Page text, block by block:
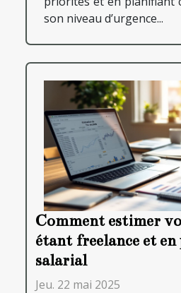
son niveau d’urgence...
Comment estimer
étant freelance et
salarial
Jeu. 22 mai 2025